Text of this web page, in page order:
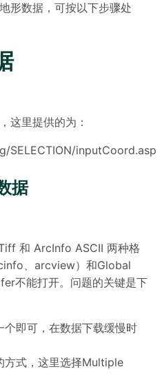
形数据，可按以下步骤处
这里提供的为：
SELECTION/inputCoord.asp
据
和 ArcInfo ASCII 两种格
、arcview）和Global
不能打开。问题的关键是下
即可，在数据下载缓慢时
方式，这里选择Multiple